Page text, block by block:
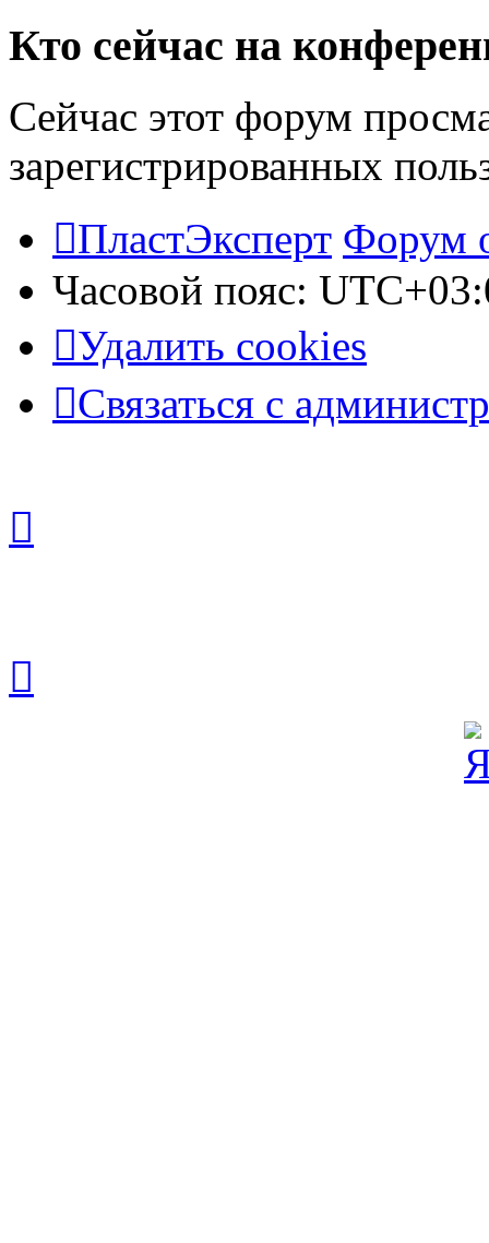
Кто сейчас на
Сейчас этот форум
зарегистрированных
ПластЭксперт Форум
Часовой пояс:
Удалить cookies
Связаться с